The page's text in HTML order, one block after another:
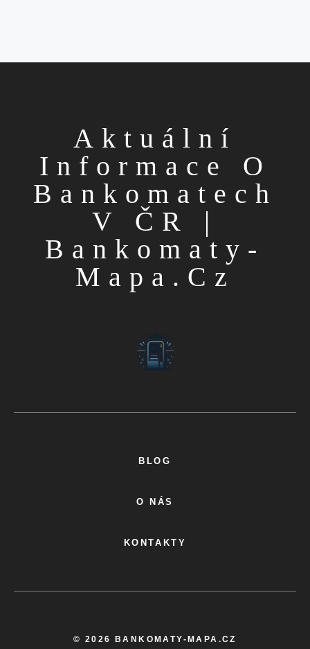
Aktuální
Informace O
Bankomatech
V ČR |
Bankomaty-
Mapa.cz
BLOG
O NÁS
KONTAKTY
© 2026 BANKOMATY-MAPA.CZ